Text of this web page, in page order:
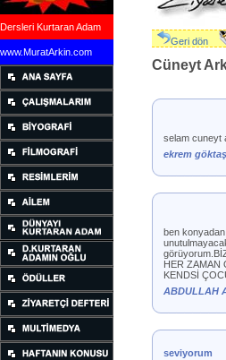
Dersleri Kurtaran Adam
www.MuratArkin.com
Geri dön
Cüneyt
selam cuneyt
ekrem göktaş
ben
HER ZAMAN
KENDSİ
ABDULLAH
seviyorum